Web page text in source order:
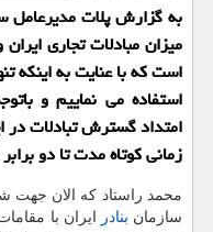
به گزارش پلات مدیرعامل
میزان مبادلات تجاری
استفاده می نماییم و
امتداد گسترش تبادلات در
زمانی كوتاه مدت تا دو
محمد راستاد كه الان
سازمان بنادر ایران با